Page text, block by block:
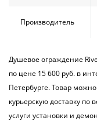
Производитель
Душевое ограждение
по цене 15 600 руб. в
Петербурге. Товар
курьерскую доставку по
услуги установки и